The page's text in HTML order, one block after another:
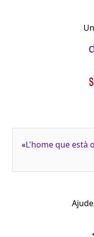
«L'home que està